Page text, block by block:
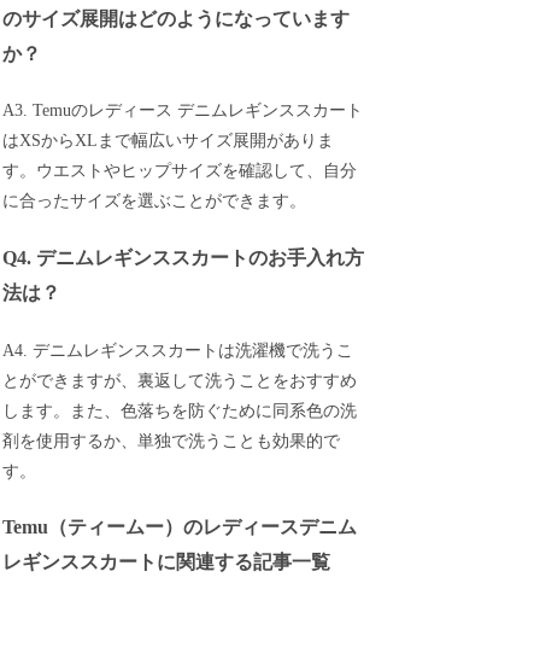
のサイズ展開はどのようになっています
か？
A3. Temuのレディース デニムレギンススカート
はXSからXLまで幅広いサイズ展開がありま
す。ウエストやヒップサイズを確認して、自分
に合ったサイズを選ぶことができます。
Q4. デニムレギンススカートのお手入れ方
法は？
A4. デニムレギンススカートは洗濯機で洗うこ
とができますが、裏返して洗うことをおすすめ
します。また、色落ちを防ぐために同系色の洗
剤を使用するか、単独で洗うことも効果的で
す。
Temu（ティームー）のレディースデニム
レギンススカートに関連する記事一覧